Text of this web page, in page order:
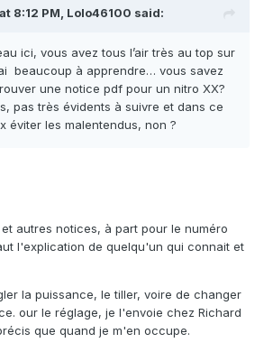
8:12 PM, Lolo46100 said:
ici, vous avez tous l’air très au top sur
beaucoup à apprendre… vous savez
une notice pdf pour un nitro XX?
pas très évidents à suivre et dans ce
éviter les malentendus, non ?
autres notices, à part pour le numéro
l'explication de quelqu'un qui connait et
la puissance, le tiller, voire de changer
our le réglage, je l'envoie chez Richard
que quand je m'en occupe.